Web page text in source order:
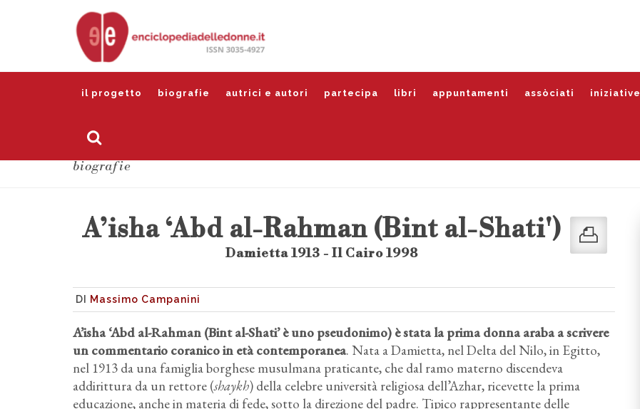
il progetto biografie autrici e autori partecipa libri appuntamenti assòciati iniziative
biografie
A’isha ‘Abd al-Rahman (Bint al-Shati')
Damietta 1913 - Il Cairo 1998
DI Massimo Campanini
A’isha ‘Abd al-Rahman (Bint al-Shati’ è uno pseudonimo) è stata la prima donna araba a scrivere
un commentario coranico in età contemporanea. Nata a Damietta, nel Delta del Nilo, in Egitto,
nel 1913 da una famiglia borghese musulmana praticante, che dal ramo materno discendeva
addirittura da un rettore (shaykh) della celebre università religiosa dell’Azhar, ricevette la prima
educazione, anche in materia di fede, sotto la direzione del padre. Tipico rappresentante delle